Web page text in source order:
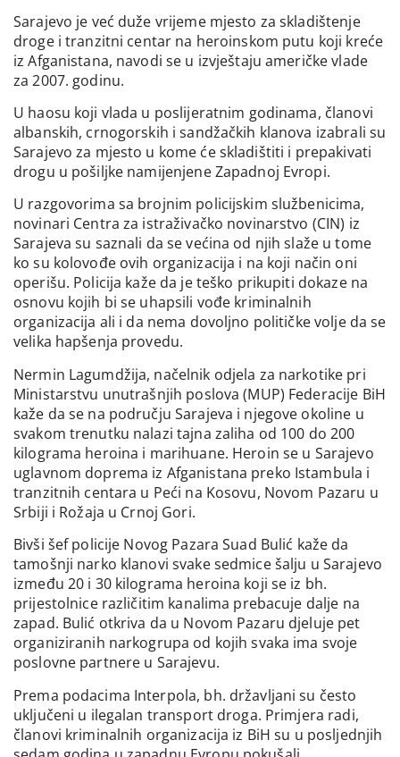
Sarajevo je već duže vrijeme mjesto za skladištenje
droge i tranzitni centar na heroinskom putu koji kreće
iz Afganistana, navodi se u izvještaju američke vlade
za 2007. godinu.
U haosu koji vlada u poslijeratnim godinama, članovi
albanskih, crnogorskih i sandžačkih klanova izabrali su
Sarajevo za mjesto u kome će skladištiti i prepakivati
drogu u pošiljke namijenjene Zapadnoj Evropi.
U razgovorima sa brojnim policijskim službenicima,
novinari Centra za istraživačko novinarstvo (CIN) iz
Sarajeva su saznali da se većina od njih slaže u tome
ko su kolovođe ovih organizacija i na koji način oni
operišu. Policija kaže da je teško prikupiti dokaze na
osnovu kojih bi se uhapsili vođe kriminalnih
organizacija ali i da nema dovoljno političke volje da se
velika hapšenja provedu.
Nermin Lagumdžija, načelnik odjela za narkotike pri
Ministarstvu unutrašnjih poslova (MUP) Federacije BiH
kaže da se na području Sarajeva i njegove okoline u
svakom trenutku nalazi tajna zaliha od 100 do 200
kilograma heroina i marihuane. Heroin se u Sarajevo
uglavnom doprema iz Afganistana preko Istambula i
tranzitnih centara u Peći na Kosovu, Novom Pazaru u
Srbiji i Rožaja u Crnoj Gori.
Bivši šef policije Novog Pazara Suad Bulić kaže da
tamošnji narko klanovi svake sedmice šalju u Sarajevo
između 20 i 30 kilograma heroina koji se iz bh.
prijestolnice različitim kanalima prebacuje dalje na
zapad. Bulić otkriva da u Novom Pazaru djeluje pet
organiziranih narkogrupa od kojih svaka ima svoje
poslovne partnere u Sarajevu.
Prema podacima Interpola, bh. državljani su često
uključeni u ilegalan transport droga. Primjera radi,
članovi kriminalnih organizacija iz BiH su u posljednjih